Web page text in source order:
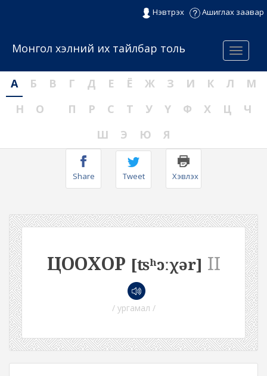
Нэвтрэх Ашиглах заавар
Menu
Монгол хэлний их тайлбар толь
А Б В Г Д Е Ё Ж З И К Л
М
Н
О П Р С Т У Ү Ф Х Ц
Ч
Ш
Э Ю Я
Share Tweet Хэвлэх
ЦООХОР [ʦʰɔːχər] II
/ ургамал /